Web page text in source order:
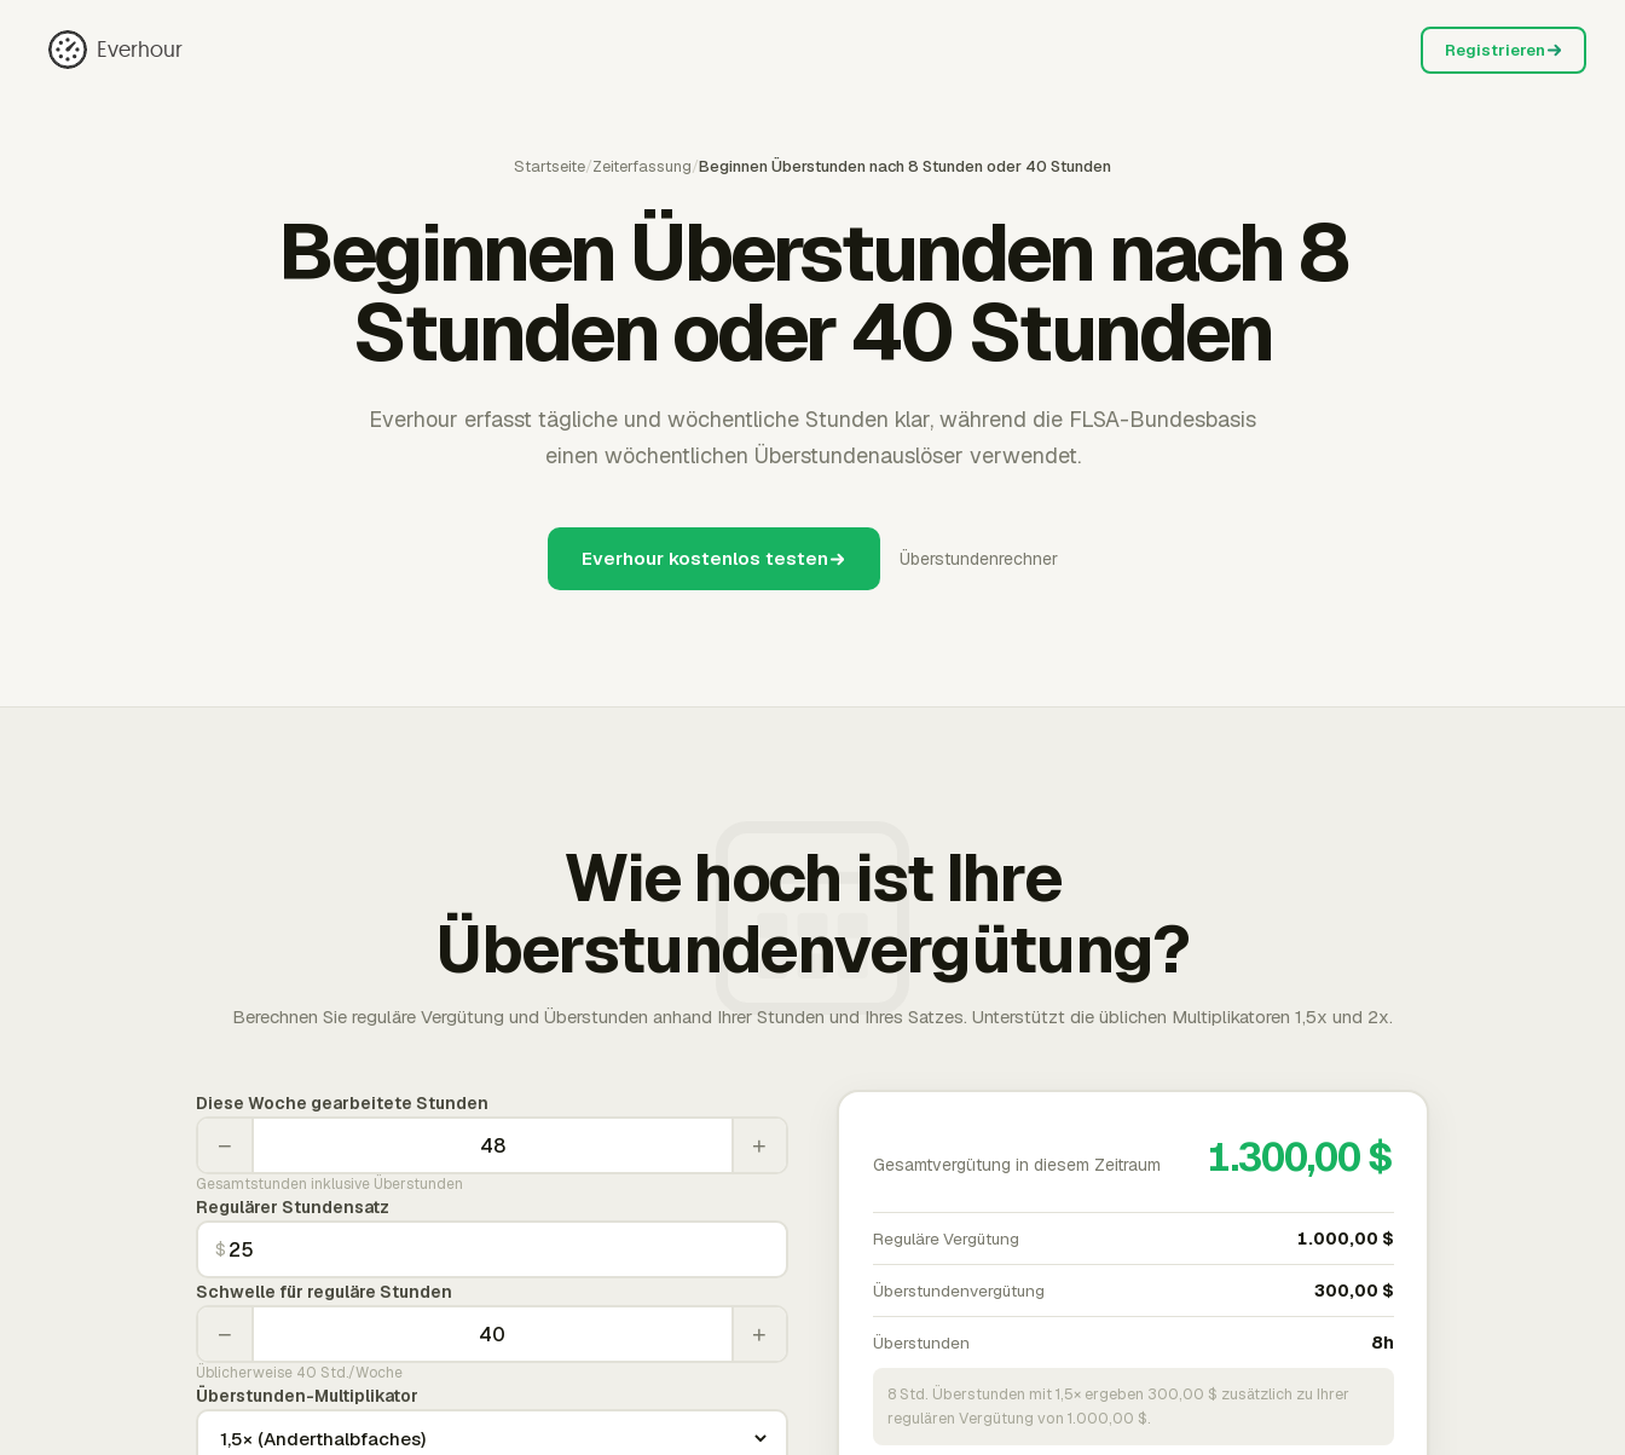
Everhour Registrieren
Startseite/Zeiterfassung/Beginnen Überstunden nach 8 Stunden oder 40 Stunden
Beginnen Überstunden nach 8
Stunden oder 40 Stunden
Everhour erfasst tägliche und wöchentliche Stunden klar, während die FLSA-Bundesbasis
einen wöchentlichen Überstundenauslöser verwendet.
Everhour kostenlos testen Überstundenrechner
Wie hoch ist Ihre
Überstundenvergütung?
Berechnen Sie reguläre Vergütung und Überstunden anhand Ihrer Stunden und Ihres Satzes. Unterstützt die üblichen Multiplikatoren 1,5x und 2x.
Diese Woche gearbeitete Stunden
− +
Gesamtstunden inklusive Überstunden
Regulärer Stundensatz
$
Schwelle für reguläre Stunden
− +
Üblicherweise 40 Std./Woche
Überstunden-Multiplikator
Gesamtvergütung in diesem Zeitraum 1.300,00 $
Reguläre Vergütung 1.000,00 $
Überstundenvergütung 300,00 $
Überstunden 8h
8 Std. Überstunden mit 1,5× ergeben 300,00 $ zusätzlich zu Ihrer
regulären Vergütung von 1.000,00 $.